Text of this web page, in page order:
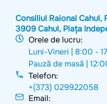
Consiliul Raional
3909 Cahul, Piața
Orele de lucru:
Luni-Vineri | 8:00 -
Pauză de masă |
Telefon:
+(373) 029922058
Email: